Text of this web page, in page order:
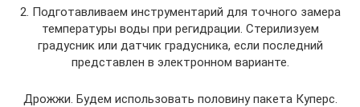
2. Подготавливаем инструментарий для точного замера
температуры воды при регидрации. Стерилизуем
градусник или датчик градусника, если последний
представлен в электронном варианте.
Дрожжи. Будем использовать половину пакета Куперс.